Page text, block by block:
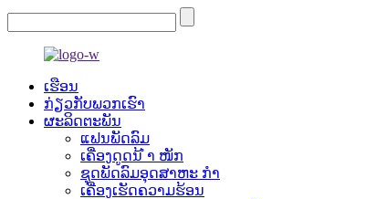
ເຮືອນ
ກ່ຽວ​ກັບ​ພວກ​ເຮົາ
ຜະລິດຕະພັນ
ແຟນພັດລົມ
ເຄື່ອງດູດນ້ ຳ ໜັກ
ຊຸດພັດລົມອຸດສາຫະ ກຳ
ເຄື່ອງເຮັດຄວາມຮ້ອນ